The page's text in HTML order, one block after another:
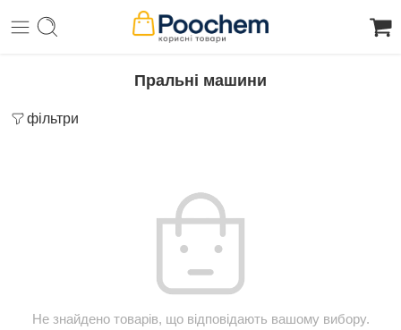
Пральні машини
фільтри
Не знайдено товарів, що відповідають вашому вибору.